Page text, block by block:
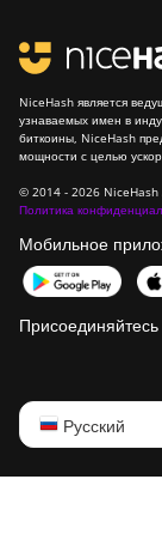
NiceHash является
узнаваемых имен в
биткоины, NiceHash
мощности с целью
© 2014 - 2026 NiceHash
Политика
Мобильное
Русский
English